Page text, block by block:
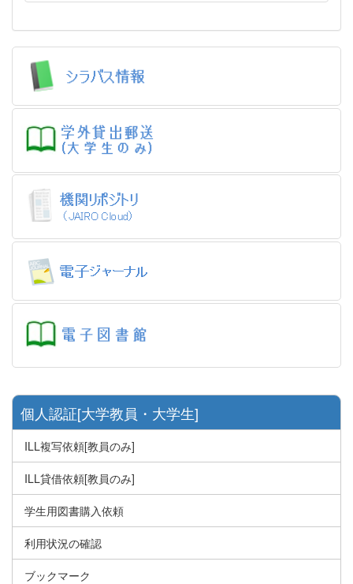
個人認証[大学教員・大学生]
ILL複写依頼[教員のみ]
ILL貸借依頼[教員のみ]
学生用図書購入依頼
利用状況の確認
ブックマーク